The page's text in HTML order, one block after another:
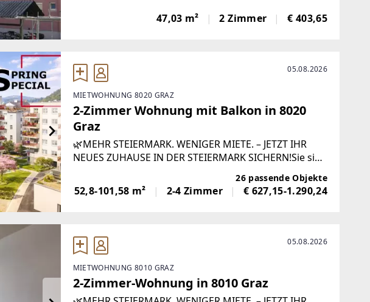
47,03 m² 2 Zimmer € 403,65
05.08.2026
MIETWOHNUNG 8020 GRAZ
2-Zimmer Wohnung mit Balkon in 8020
Graz
🌿MEHR STEIERMARK. WENIGER MIETE. – JETZT IHR
NEUES ZUHAUSE IN DER STEIERMARK SICHERN!Sie sind
Steiermark? Dann ist jetzt der perfekte Zeitpunkt für
Ihren Umzug!Bei Vertragsabschluss bis spätestens
26 passende Objekte
52,8-101,58 m² 2-4 Zimmer € 627,15-1.290,24
05.08.2026
MIETWOHNUNG 8010 GRAZ
2-Zimmer-Wohnung in 8010 Graz